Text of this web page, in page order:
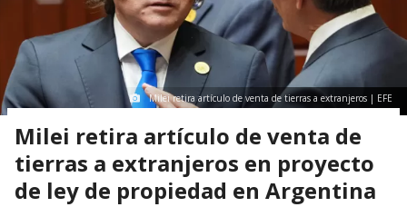
Milei retira artículo de venta de tierras a extranjeros | EFE
Milei retira artículo de venta de
tierras a extranjeros en proyecto
de ley de propiedad en Argentina